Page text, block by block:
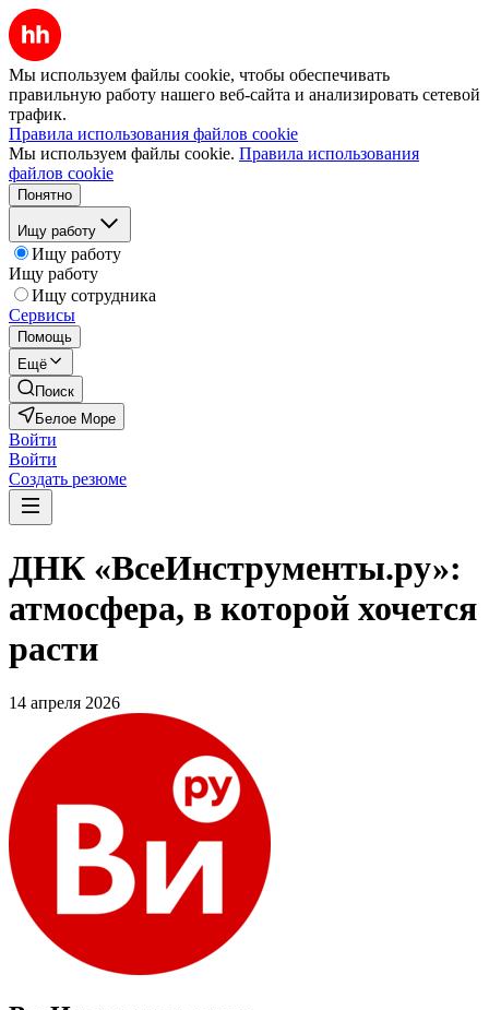
Мы используем файлы cookie, чтобы обеспечивать
правильную работу нашего веб-сайта и анализировать сетевой
трафик.
Правила использования файлов cookie
Мы используем файлы cookie. Правила использования
файлов cookie
Понятно
Ищу работу
Ищу работу
Ищу работу
Ищу сотрудника
Сервисы
Помощь
Ещё
Поиск
Белое Море
Войти
Войти
Создать резюме
ДНК «ВсеИнструменты.ру»:
атмосфера, в которой хочется
расти
14 апреля 2026